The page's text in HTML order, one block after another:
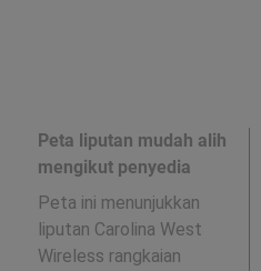
Peta liputan mudah alih
mengikut penyedia
Peta ini menunjukkan
liputan Carolina West
Wireless rangkaian